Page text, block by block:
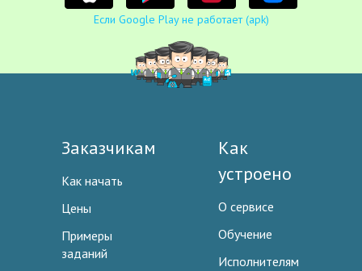
Если Google Play не работает (apk)
Заказчикам
Как начать
Цены
Примеры
заданий
Как
устроено
О сервисе
Обучение
Исполнителям